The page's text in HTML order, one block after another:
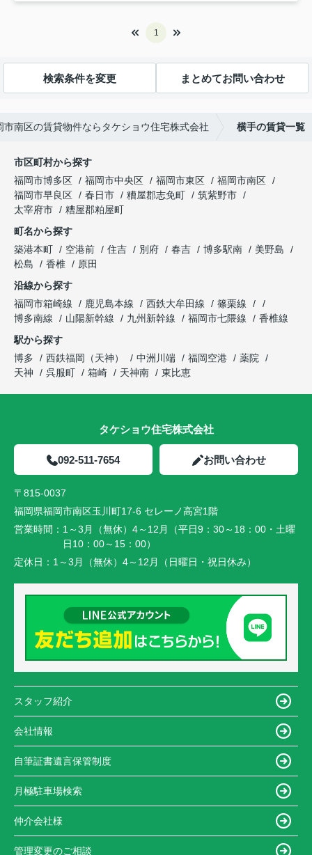
1
検索条件を変更 まとめてお問い合わせ
市南区の賃貸物件ならタケショウ住宅株式会社 横手の賃貸一覧
市区町村から探す
福岡市博多区
福岡市中央区 福岡市東区
福岡市南区
福岡市早良区
春日市 糟屋郡志免町
筑紫野市
太宰府市
糟屋郡粕屋町
町名から探す
築港本町
空港前 住吉 別府 春吉 博多駅南
美野島
松島
香椎
原田
沿線から探す
福岡市箱崎線
鹿児島本線 西鉄大牟田線
篠栗線
博多南線
山陽新幹線 九州新幹線 福岡市七隈線
香椎線
駅から探す
博多
西鉄福岡（天神） 中洲川端 福岡空港
薬院
天神
呉服町 箱崎 天神南 東比恵
タケショウ住宅株式会社
092-511-7654 お問い合わせ
〒815-0037
福岡県福岡市南区玉川町17-6 セレーノ高宮1階
営業時間： 1～3月（無休）4～12月（平日9：30～18：00・土曜
日10：00～15：00）
定休日： 1～3月（無休）4～12月（日曜日・祝日休み）
スタッフ紹介
会社情報
自筆証書遺言保管制度
月極駐車場検索
仲介会社様
管理変更のご相談